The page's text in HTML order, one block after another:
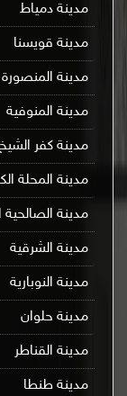
مدينة دمياط
مدينة قويسنا
مدينة المنصورة
مدينة المنوفية
مدينة كفر
مدينة المحلة
مدينة الصالحية
مدينة الشرقية
مدينة النوبارية
مدينة حلوان
مدينة القناطر
مدينة طنطا